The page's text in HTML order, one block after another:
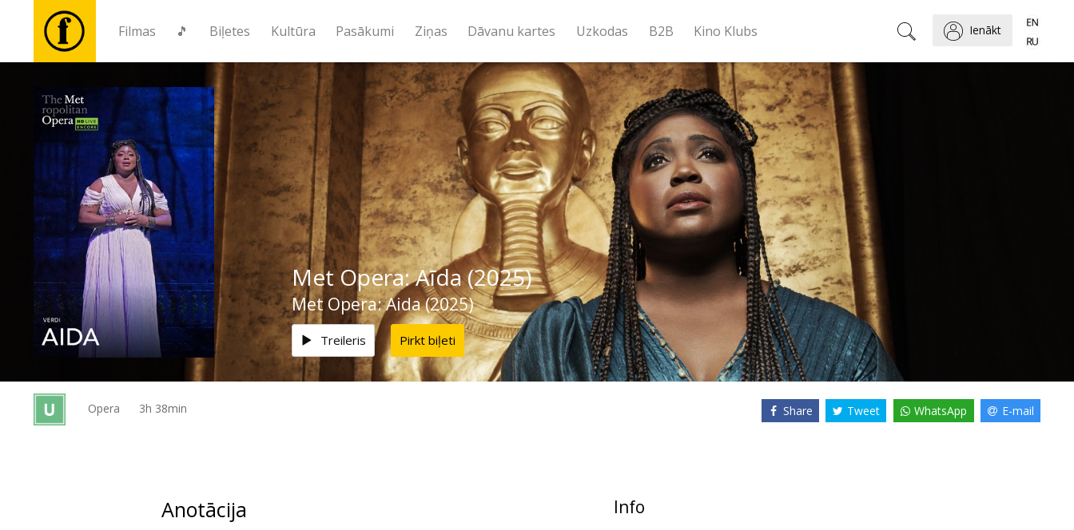
Filmas 🎵 Biļetes Kultūra Pasākumi Ziņas Dāvanu kartes Uzkodas B2B Kino Klubs Ienākt
Biļetes
Kultūra
Pasākumi
Ziņas
kartes
Met Opera: Aīda (2025)
Met Opera: Aida (2025)
Treileris Pirkt biļeti
Opera 3h 38min Share Tweet WhatsApp E-mail
Anotācija Info